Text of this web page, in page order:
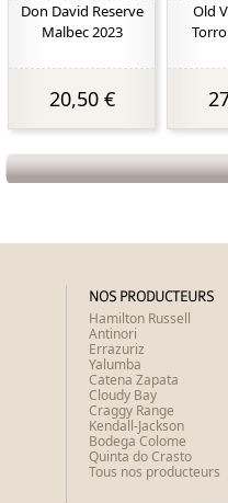
Don David Reserve
Malbec 2023
20,50 €
Old
NOS PRODUCTEURS
Hamilton Russell
Antinori
Errazuriz
Yalumba
Catena Zapata
Cloudy Bay
Craggy Range
Kendall-Jackson
Bodega Colome
Quinta do Crasto
Tous nos producteurs